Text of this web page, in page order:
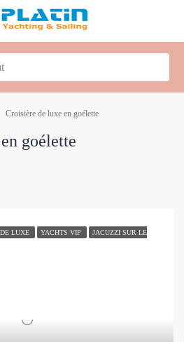
Croisière de luxe en goélette
goélette
LUXE YACHTS VIP JACUZZI SUR LE